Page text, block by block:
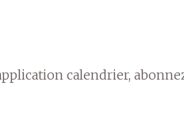
calendrier,